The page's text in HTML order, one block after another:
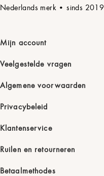
Nederlands merk • sinds 2019
Mijn account
Veelgestelde vragen
Algemene voorwaarden
Privacybeleid
Klantenservice
Ruilen en retourneren
Betaalmethodes